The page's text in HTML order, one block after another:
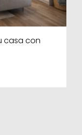
casa con